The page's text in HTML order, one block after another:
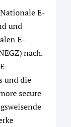
E-
und
E-
nach.
und die
secure